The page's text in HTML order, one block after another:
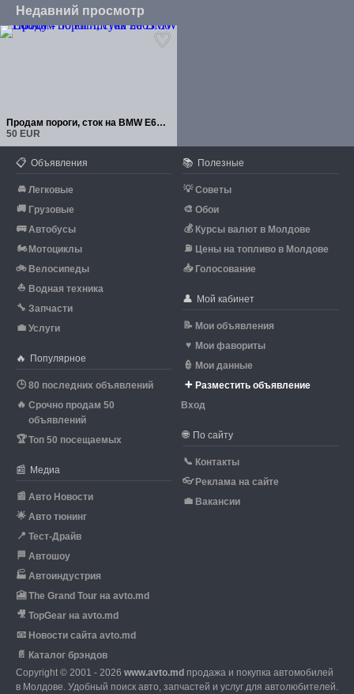
Недавний просмотр
Продам пороги, сток на BMW Е60 бу - 50 eur штука 2003
50 EUR
📋 Объявления
🚘 Легковые
🚚 Грузовые
🚌 Автобусы
🏍 Мотоциклы
🚲 Велосипеды
⛵ Водная техника
🔧 Запчасти
💼 Услуги
🔥 Популярное
🕒 80 последних объявлений
🔥 Срочно продам 50
объявлений
🏆Топ 50 посещаемых
📰 Медиа
📰 Авто Новости
🌟 Авто тюнинг
📍 Тест-Драйв
🏁 Автошоу
🏭 Автоиндустрия
🎦 The Grand Tour на avto.md
🎥 TopGear на avto.md
📧 Новости сайта avto.md
📄 Каталог брэндов
📚 Полезные
💡 Советы
🎨 Обои
💰 Курсы валют в Молдове
⛽ Цены на топливо в Молдове
📥 Голосование
👤 Мой кабинет
📝 Мои объявления
♥ Мои фавориты
👮 Мои данные
➕ Разместить объявление
Вход
🌐 По сайту
📞 Контакты
👓 Реклама на сайте
💼 Вакансии
Copyright © 2001 - 2026 www.avto.md продажа и покупка автомобилей
в Молдове. Удобный поиск авто, запчастей и услуг для автолюбителей.